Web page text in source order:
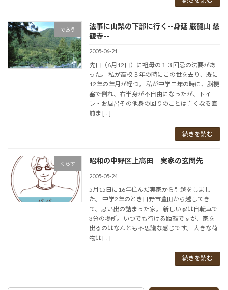
であう
法事に山梨の下部に行く--身延 巌龍山 慈
観寺--
2005-06-21
先日（6月12日）に祖母の１３回忌の法要があ
った。 私が高校３年の時にこの世を去り、既に
12年の年月が経つ。 私が中学二年の時に、脳梗
塞で倒れ、右半身が不自由になったが、トイ
レ・お風呂その他身の回りのことは亡くなる直
前ま […]
続きを読む
くらす 昭和の中野区上高田 実家の玄関先
2005-05-24
5月15日に16年住んだ実家から引越をしまし
た。 中学2年のとき日野市豊田から越してき
て、思い出の詰まった家。 新しい家は自転車で
3分の場所。いつでも行ける距離ですが、家を
出るのはなんとも不思議な感じです。 大きな荷
物は […]
続きを読む